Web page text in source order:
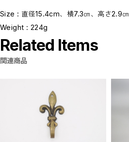
Size : 直径15.4cm、横7.3㎝、高さ2.9㎝
Weight : 224g
Related Items
関連商品